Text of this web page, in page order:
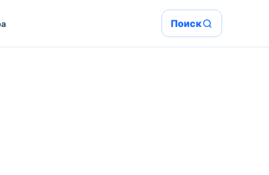
Поиск